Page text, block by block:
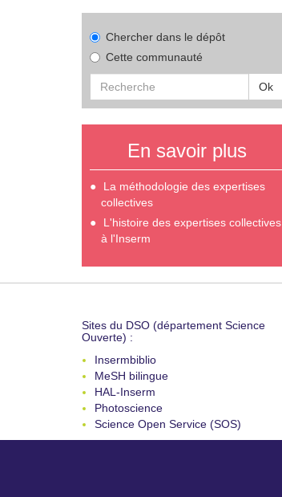
Chercher dans le dépôt
Cette communauté
Ok
En savoir plus
La méthodologie des expertises
collectives
L'histoire des expertises collectives
à l'Inserm
Sites du DSO (département Science
Ouverte) :
Insermbiblio
MeSH bilingue
HAL-Inserm
Photoscience
Science Open Service (SOS)